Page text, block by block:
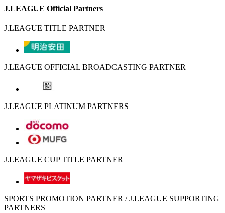
J.LEAGUE Official Partners
J.LEAGUE TITLE PARTNER
J.LEAGUE OFFICIAL BROADCASTING PARTNER
J.LEAGUE PLATINUM PARTNERS
J.LEAGUE CUP TITLE PARTNER
SPORTS PROMOTION PARTNER / J.LEAGUE SUPPORTING
PARTNERS